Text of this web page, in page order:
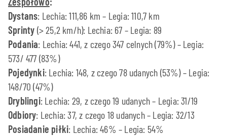
Dystans: Lechia: 111,86 km – Legia: 110,7 km
Sprinty (> 25,2 km/h): Lechia: 67 – Legia: 89
Podania: Lechia: 441, z czego 347 celnych (79%) – Legia:
573/ 477 (83%)
Pojedynki: Lechia: 148, z czego 78 udanych (53%) – Legia:
148/70 (47%)
Dryblingi: Lechia: 29, z czego 19 udanych – Legia: 31/19
Odbiory: Lechia: 37, z czego 18 udanych – Legia: 32/13
Posiadanie piłki: Lechia: 46% – Legia: 54%